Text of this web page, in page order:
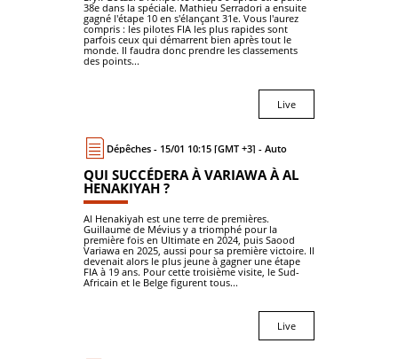
38e dans la spéciale. Mathieu Serradori a ensuite
gagné l'étape 10 en s'élançant 31e. Vous l'aurez
compris : les pilotes FIA les plus rapides sont
parfois ceux qui démarrent bien après tout le
monde. Il faudra donc prendre les classements
des points...
Live
Dépêches - 15/01 10:15 [GMT +3] - Auto
QUI SUCCÉDERA À VARIAWA À AL
HENAKIYAH ?
Al Henakiyah est une terre de premières.
Guillaume de Mévius y a triomphé pour la
première fois en Ultimate en 2024, puis Saood
Variawa en 2025, aussi pour sa première victoire. Il
devenait alors le plus jeune à gagner une étape
FIA à 19 ans. Pour cette troisième visite, le Sud-
Africain et le Belge figurent tous...
Live